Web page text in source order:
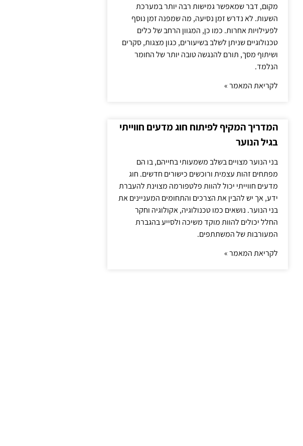
מקום, דבר שמאפשר גמישות רבה יותר במערכת
השעות. לא נדרש זמן נסיעה, מה שמפנה זמן נוסף
לפעילויות אחרות. כמו כן, המגוון הרחב של כלים
טכנולוגיים שניתן לשלב בשיעורים, כגון מצגות, סקרים
ושיתוף מסך, תורם להנגשה טובה יותר של החומר
הנלמד.
לקריאת המאמר »
המדריך המקיף לפיתוח חוג מדעים חווייתי
בגיל הנוער
בני הנוער מצויים בשלב משמעותי בחייהם, בו הם
מפתחים זהות עצמית ורוכשים כישורים חדשים. חוג
מדעים חווייתי יכול להוות פלטפורמה מצוינת להעברת
ידע, אך יש להבין את הצרכים והתחומים המעניינים את
בני הנוער. נושאים כמו טכנולוגיה, אקולוגיה וחקר
החלל יכולים להוות מוקד משיכה ולסייע בהגברת
המעורבות של המשתתפים.
לקריאת המאמר »